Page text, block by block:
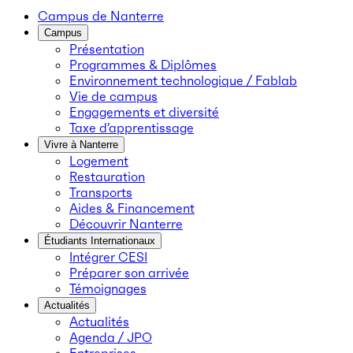
Campus de Nanterre
Campus
Présentation
Programmes & Diplômes
Environnement technologique / Fablab
Vie de campus
Engagements et diversité
Taxe d’apprentissage
Vivre à Nanterre
Logement
Restauration
Transports
Aides & Financement
Découvrir Nanterre
Étudiants Internationaux
Intégrer CESI
Préparer son arrivée
Témoignages
Actualités
Actualités
Agenda / JPO